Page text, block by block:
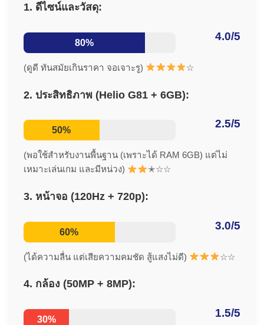
1. ดีไซน์และวัสดุ:
80%
4.0/5
(ดูดี ทันสมัยเกินราคา จอเจาะรู) ☆
2. ประสิทธิภาพ (Helio G81 + 6GB):
50%
2.5/5
(พอใช้สำหรับงานพื้นฐาน (เพราะได้ RAM 6GB) แต่ไม่
เหมาะเล่นเกม และมีหน่วง)
✭☆☆
3. หน้าจอ (120Hz + 720p):
60%
3.0/5
(ได้ความลื่น แต่เสียความคมชัด สู้แสงไม่ดี) ☆☆
4. กล้อง (50MP + 8MP):
30%
1.5/5